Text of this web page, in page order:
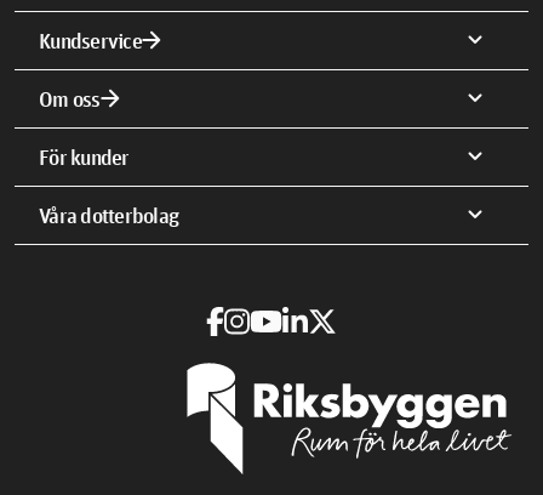
Kundservicearrow_forward expand_more
Om ossarrow_forward expand_more
För kunder expand_more
Våra dotterbolag expand_more